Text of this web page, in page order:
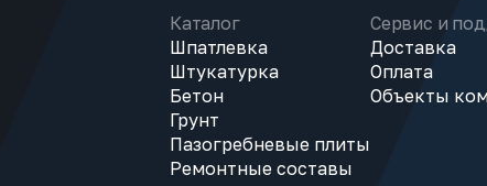
Каталог
Шпатлевка
Штукатурка
Бетон
Грунт
Пазогребневые плиты
Ремонтные составы
Сервис и
Доставка
Оплата
Объекты